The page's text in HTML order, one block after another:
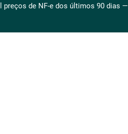
preços de NF-e dos últimos 90 dias —